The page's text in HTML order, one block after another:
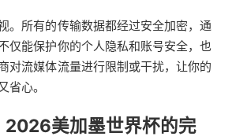
。所有的传输数据都经过安全加密，通
仅能保护你的个人隐私和账号安全，也
对流媒体流量进行限制或干扰，让你的
省心。
2026美加墨世界杯的完